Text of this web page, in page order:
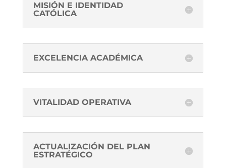
MISIÓN E IDENTIDAD
CATÓLICA
EXCELENCIA ACADÉMICA
VITALIDAD OPERATIVA
ACTUALIZACIÓN DEL PLAN
ESTRATÉGICO